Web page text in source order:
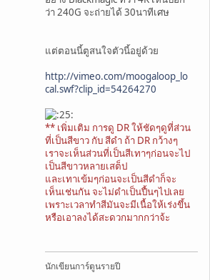
ว่า 240G จะถ่ายได้ 30นาทีเศษ
แต่ตอนนี้ตูสนใจตัวนี้อยู่ด้วย
http://vimeo.com/moogaloop_lo
cal.swf?clip_id=54264270
** เพิ่มเติม การดู DR ให้ชัดๆดูที่ส่วน
ที่เป็นสีขาว กับ สีดำ ถ้า DR กว้างๆ
เราจะเห็นส่วนที่เป็นสีเทาๆก่อนจะไป
เป็นสีขาวหลายเสต็ป
และเทาเข้มๆก่อนจะเป็นสีดำก็จะ
เห็นเช่นกัน จะไม่ดำเป็นปื้นๆไปเลย
เพราะเวลาทำสีมันจะมีเนื้อให้เร่งขึ้น
หรือเอาลงได้สะดวกมากกว่าจ้ะ
นักเขียนการ์ตูนรายปี